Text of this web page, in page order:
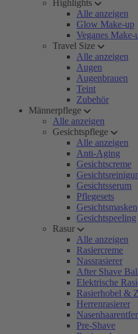
Highlights
Alle anzeigen
Glow Make-up
Veganes Make-
Travel Size
Alle anzeigen
Augen
Augenbrauen
Teint
Zubehör
Männerpflege
Alle anzeigen
Gesichtspflege
Alle anzeigen
Anti-Aging
Gesichtscreme
Gesichtsserum
Pflegesets
Gesichtsmasken
Gesichtspeeling
Rasur
Alle anzeigen
Rasiercreme
Nassrasierer
After Shave
Elektrische
Rasierhobel &
Herrenrasierer
Pre-Shave